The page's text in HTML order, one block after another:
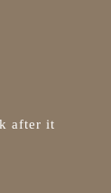
（需提前预约
需提前预约）
（需提前预约
after it